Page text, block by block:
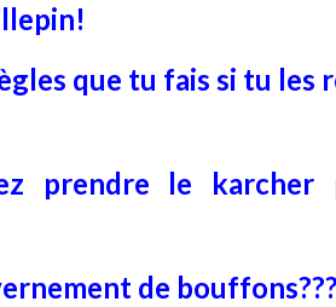
que tu fais si tu les
prendre le karcher
de bouffons???